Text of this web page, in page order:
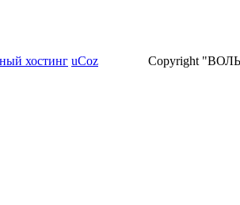
хостинг uCoz Copyright